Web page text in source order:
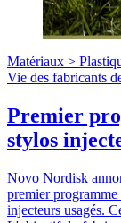
Matériaux >
Vie des fabricants
Premier
stylos
Novo Nordisk
premier
injecteurs usagés.